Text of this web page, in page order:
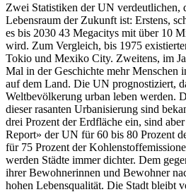
Zwei Statistiken der UN verdeutlichen,
Lebensraum der Zukunft ist: Erstens,
es bis 2030 43 Megacitys mit über 10
wird. Zum Vergleich, bis 1975
Tokio und Mexiko City. Zweitens, im
Mal in der Geschichte mehr Menschen
auf dem Land. Die UN prognostiziert,
Weltbevölkerung urban leben werden.
dieser rasanten Urbanisierung sind
drei Prozent der Erdfläche ein, sind
Report» der UN für 60 bis 80 Prozent
für 75 Prozent der
werden Städte immer dichter. Dem
ihrer Bewohnerinnen und Bewohner
hohen Lebensqualität. Die Stadt bleibt